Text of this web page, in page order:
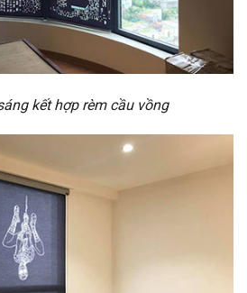
kết hợp rèm cầu vồng